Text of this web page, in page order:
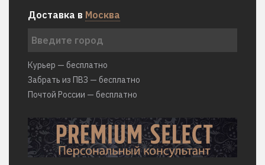
Доставка в Москва
Курьер — бесплатно
Забрать из ПВЗ — бесплатно
Почтой России — бесплатно